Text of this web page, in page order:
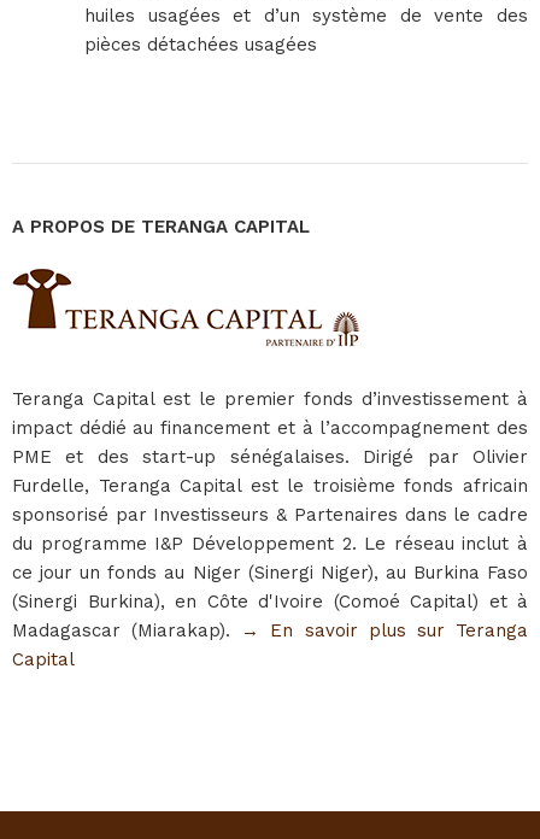
huiles usagées et d’un système de vente des
pièces détachées usagées
A PROPOS DE TERANGA CAPITAL
Teranga Capital est le premier fonds d’investissement à
impact dédié au financement et à l’accompagnement des
PME et des start-up sénégalaises. Dirigé par Olivier
Furdelle, Teranga Capital est le troisième fonds africain
sponsorisé par Investisseurs & Partenaires dans le cadre
du programme I&P Développement 2. Le réseau inclut à
ce jour un fonds au Niger (Sinergi Niger), au Burkina Faso
(Sinergi Burkina), en Côte d'Ivoire (Comoé Capital) et à
Madagascar (Miarakap).
→ En savoir plus sur Teranga
Capital